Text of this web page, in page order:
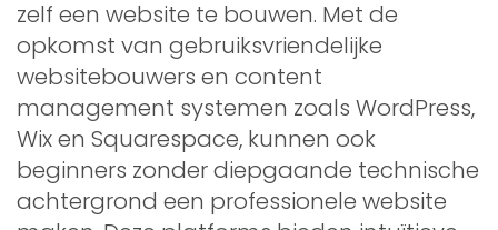
zelf een website te bouwen. Met de
opkomst van gebruiksvriendelijke
websitebouwers en content
management systemen zoals WordPress,
Wix en Squarespace, kunnen ook
beginners zonder diepgaande technische
achtergrond een professionele website